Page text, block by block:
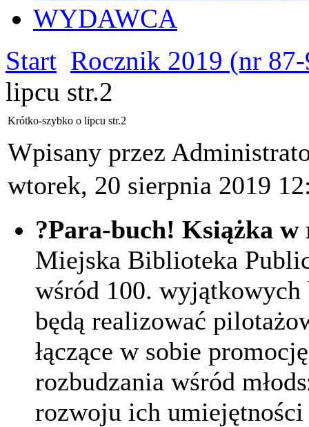
WYDAWCA
Start Rocznik 2019 (nr
lipcu str.2
Krótko-szybko o lipcu str.2
Wpisany przez
wtorek, 20 sierpnia 2019
?Para-buch! Książka
Miejska Biblioteka
wśród 100.
będą realizować
łączące w sobie
rozbudzania wśród
rozwoju ich